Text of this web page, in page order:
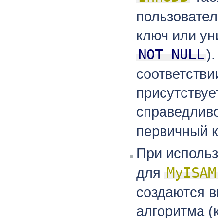
ключ или
NOT NULL
первичный
При
для MyISAM
создаются
алгоритма